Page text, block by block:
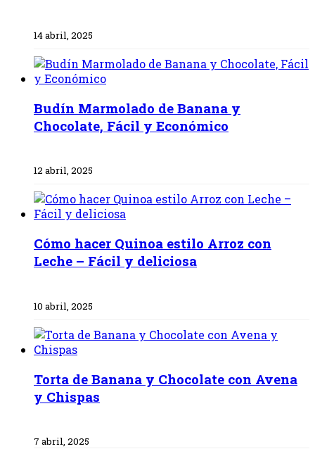
14 abril, 2025
Budín Marmolado de Banana y
Chocolate, Fácil y Económico
12 abril, 2025
Cómo hacer Quinoa estilo Arroz con
Leche – Fácil y deliciosa
10 abril, 2025
Torta de Banana y Chocolate con Avena
y Chispas
7 abril, 2025